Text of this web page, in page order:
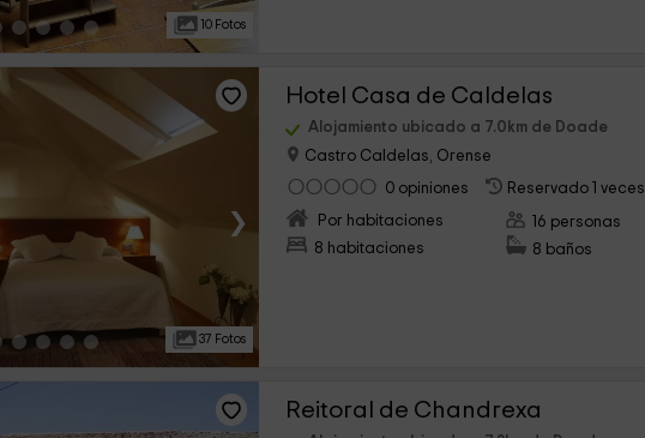
10 Fotos
›
37 Fotos
Hotel Casa de Caldelas
Alojamiento ubicado a 7.0km de Doade
Castro Caldelas, Orense
0 opiniones
Reservado 1 veces
Por habitaciones
8 habitaciones
16 personas
8 baños
Reitoral de Chandrexa